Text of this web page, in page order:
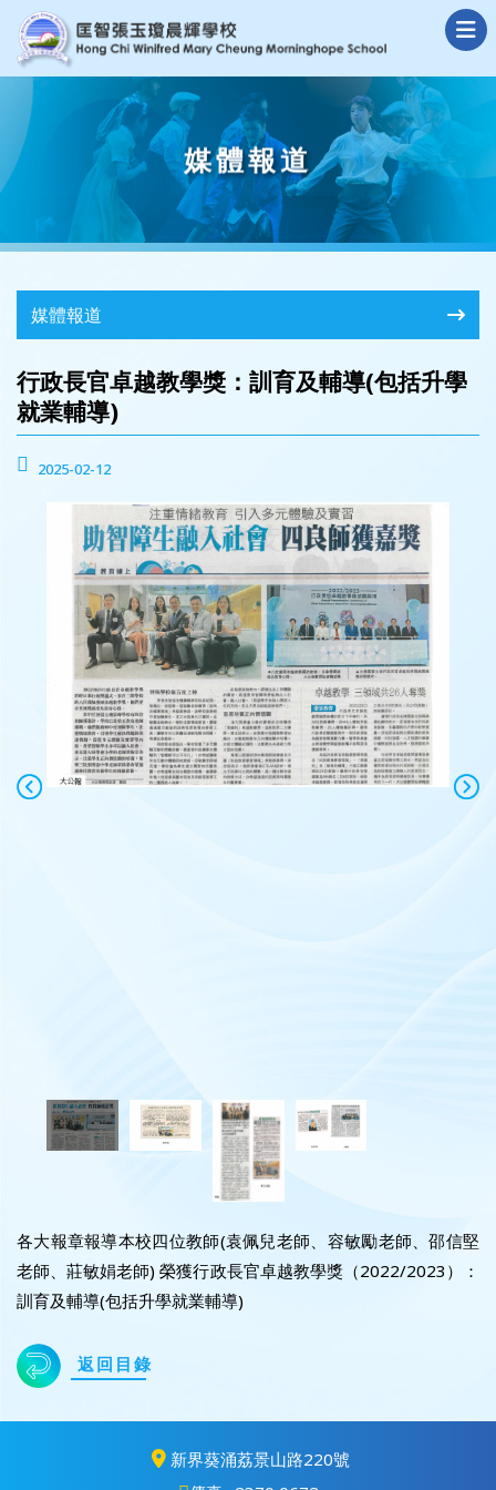
媒體報道
媒體報道
行政長官卓越教學獎：訓育及輔導(包括升學
就業輔導)
2025-02-12
各大報章報導本校四位教師(袁佩兒老師、容敏勵老師、邵信堅
老師、莊敏娟老師) 榮獲行政長官卓越教學獎（2022/2023）：
訓育及輔導(包括升學就業輔導)
返回目錄
新界葵涌荔景山路220號